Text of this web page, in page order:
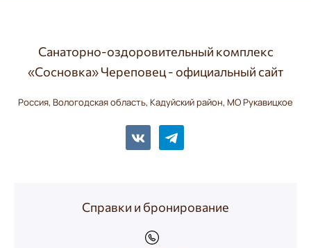
Санаторно-оздоровительный комплекс
«Сосновка» Череповец - официальный сайт
Россия, Вологодская область, Кадуйский район, МО Рукавицкое
Справки и бронирование